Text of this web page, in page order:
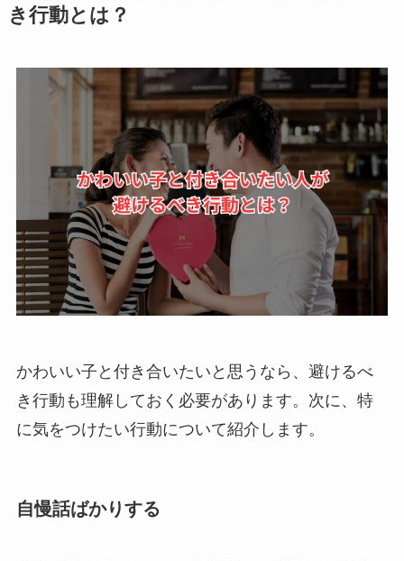
き行動とは？
かわいい子と付き合いたいと思うなら、避けるべ
き行動も理解しておく必要があります。次に、特
に気をつけたい行動について紹介します。
自慢話ばかりする